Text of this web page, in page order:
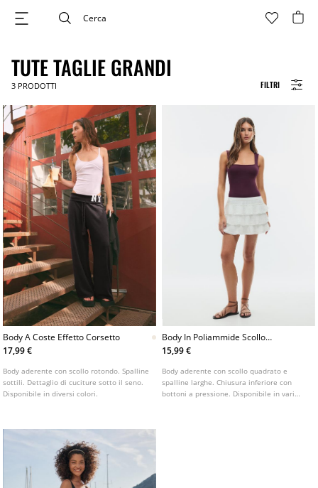
FILTRI
TUTE TAGLIE GRANDI
3 PRODOTTI
Body A Coste Effetto Corsetto
17,99 €
Body aderente con scollo rotondo. Spalline
sottili. Dettaglio di cuciture sotto il seno.
Disponibile in diversi colori.
Body In Poliammide Scollo
Quadrato
15,99 €
Body aderente con scollo quadrato e
spalline larghe. Chiusura inferiore con
bottoni a pressione. Disponibile in vari